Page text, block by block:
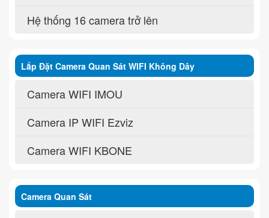
Hệ thống 16 camera trở lên
Lắp Đặt Camera Quan Sát WIFI Không Dây
Camera WIFI IMOU
Camera IP WIFI Ezviz
Camera WIFI KBONE
Camera Quan Sát